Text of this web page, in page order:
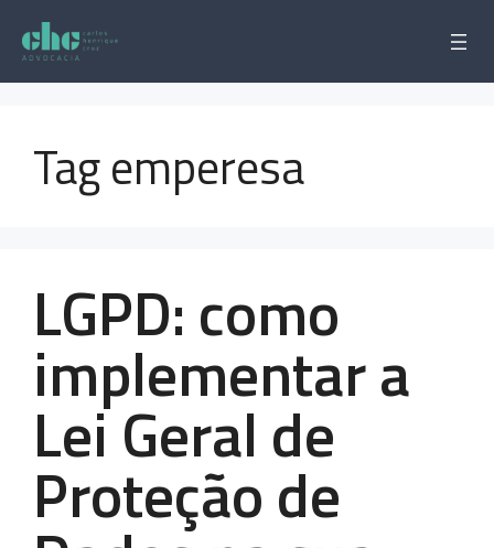
para
conteúdo
Tag emperesa
LGPD: como
implementar a
Lei Geral de
Proteção de